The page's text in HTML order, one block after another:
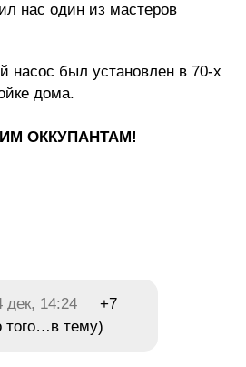
нас один из мастеров
насос был установлен в 70-х
дома.
ОККУПАНТАМ!
дек, 14:24
+7
того…в тему)